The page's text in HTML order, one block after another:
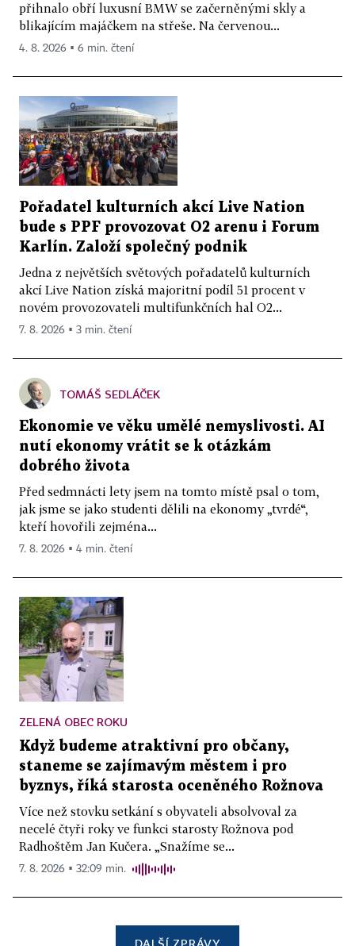
přihnalo obří luxusní BMW se začerněnými skly a
blikajícím majáčkem na střeše. Na červenou...
4. 8. 2026 ▪ 6 min. čtení
Pořadatel kulturních akcí Live Nation
bude s PPF provozovat O2 arenu i Forum
Karlín. Založí společný podnik
Jedna z největších světových pořadatelů kulturních
akcí Live Nation získá majoritní podíl 51 procent v
novém provozovateli multifunkčních hal O2...
7. 8. 2026 ▪ 3 min. čtení
TOMÁŠ SEDLÁČEK
Ekonomie ve věku umělé nemyslivosti. AI
nutí ekonomy vrátit se k otázkám
dobrého života
Před sedmnácti lety jsem na tomto místě psal o tom,
jak jsme se jako studenti dělili na ekonomy „tvrdé“,
kteří hovořili zejména...
7. 8. 2026 ▪ 4 min. čtení
ZELENÁ OBEC ROKU
Když budeme atraktivní pro občany,
staneme se zajímavým městem i pro
byznys, říká starosta oceněného Rožnova
Více než stovku setkání s obyvateli absolvoval za
necelé čtyři roky ve funkci starosty Rožnova pod
Radhoštěm Jan Kučera. „Snažíme se...
7. 8. 2026 ▪ 32:09 min.
DALŠÍ ZPRÁVY